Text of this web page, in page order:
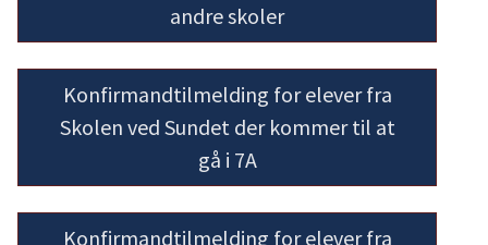
andre skoler
Konfirmandtilmelding for elever fra
Skolen ved Sundet der kommer til at
gå i 7A
Konfirmandtilmelding for elever fra